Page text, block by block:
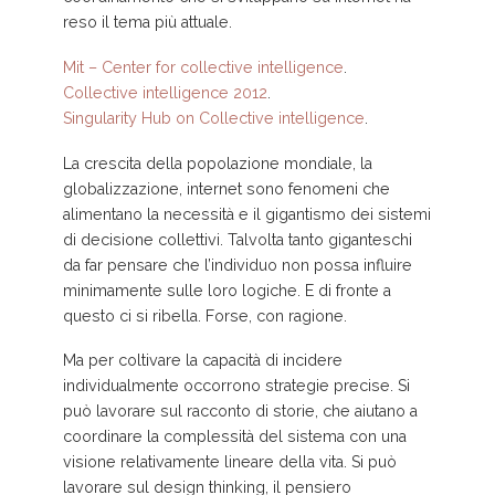
reso il tema più attuale.
Mit – Center for collective intelligence
Collective intelligence 2012
Singularity Hub on Collective intelligence
La crescita della popolazione mondiale, la
globalizzazione, internet sono fenomeni che
alimentano la necessità e il gigantismo dei sistemi
di decisione collettivi. Talvolta tanto giganteschi
da far pensare che l’individuo non possa influire
minimamente sulle loro logiche. E di fronte a
questo ci si ribella. Forse, con ragione.
Ma per coltivare la capacità di incidere
individualmente occorrono strategie precise. Si
può lavorare sul racconto di storie, che aiutano a
coordinare la complessità del sistema con una
visione relativamente lineare della vita. Si può
lavorare sul design thinking, il pensiero